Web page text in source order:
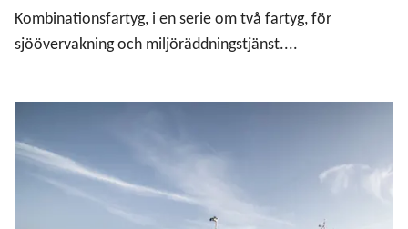
Kombinationsfartyg, i en serie om två fartyg, för
sjöövervakning och miljöräddningstjänst....